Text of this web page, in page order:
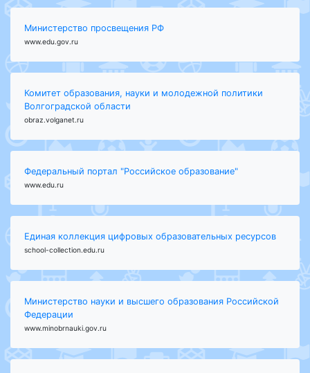
Министерство просвещения РФ
www.edu.gov.ru
Комитет образования, науки и молодежной политики
Волгоградской области
obraz.volganet.ru
Федеральный портал "Российское образование"
www.edu.ru
Единая коллекция цифровых образовательных ресурсов
school-collection.edu.ru
Министерство науки и высшего образования Российской
Федерации
www.minobrnauki.gov.ru